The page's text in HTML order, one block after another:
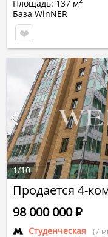
Площадь: 137 м
База WinNER
Продается 4-
Студенческая (7
98 000 000Р
1/10